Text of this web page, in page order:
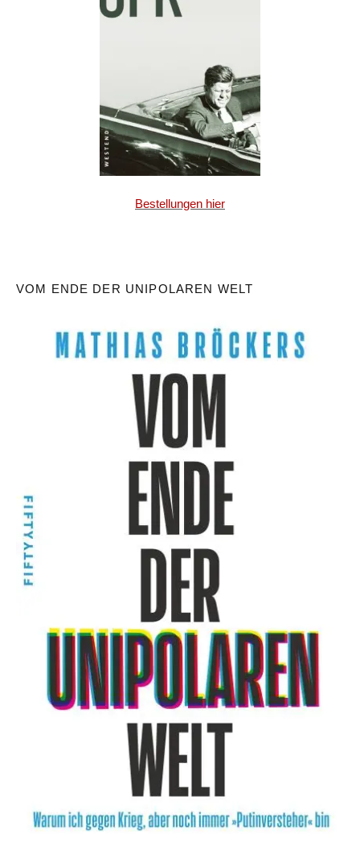
Bestellungen hier
VOM ENDE DER UNIPOLAREN WELT